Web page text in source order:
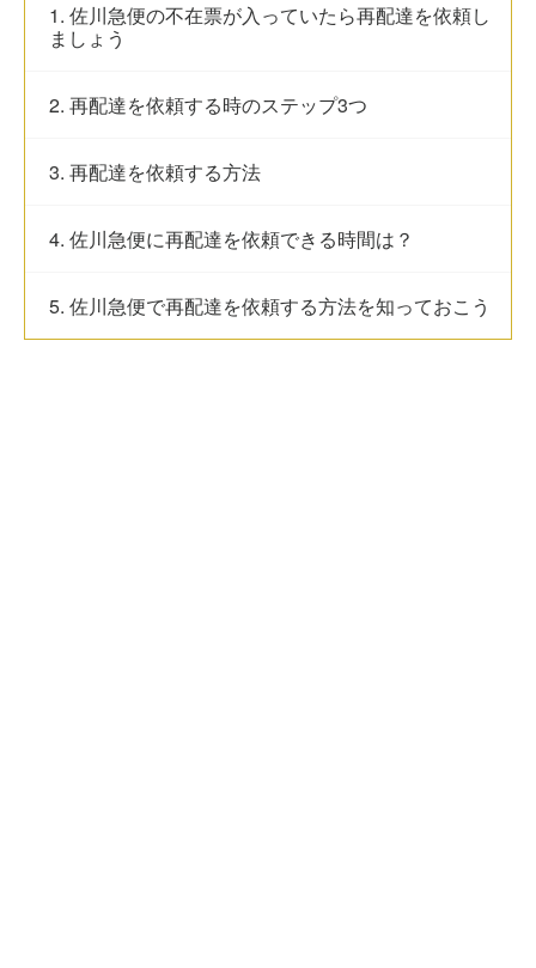
1. 佐川急便の不在票が入っていたら再配達を依頼し
ましょう
2. 再配達を依頼する時のステップ3つ
3. 再配達を依頼する方法
4. 佐川急便に再配達を依頼できる時間は？
5. 佐川急便で再配達を依頼する方法を知っておこう